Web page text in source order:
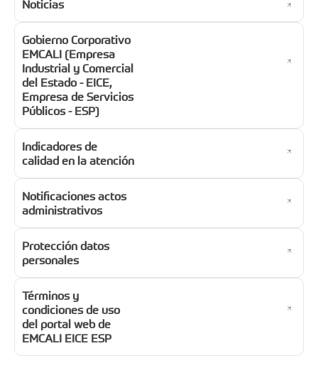
Noticias
Gobierno Corporativo
EMCALI (Empresa
Industrial y Comercial
del Estado - EICE,
Empresa de Servicios
Públicos - ESP)
Indicadores de
calidad en la atención
Notificaciones actos
administrativos
Protección datos
personales
Términos y
condiciones de uso
del portal web de
EMCALI EICE ESP